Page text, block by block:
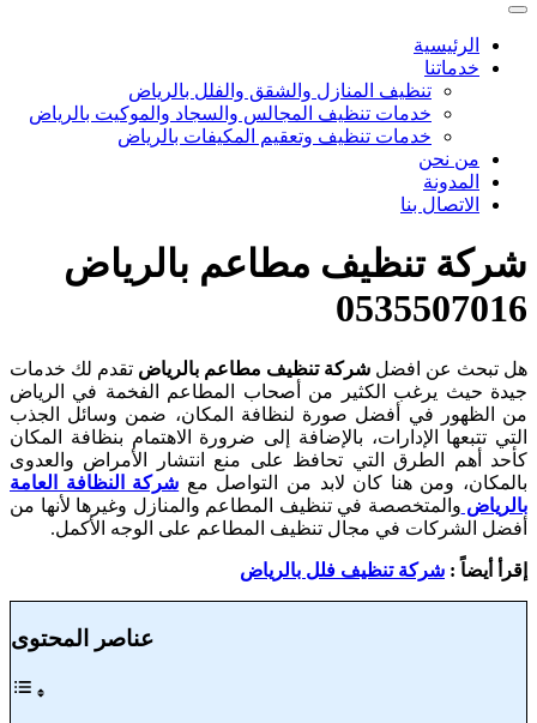
الرئيسية
خدماتنا
تنظيف المنازل والشقق والفلل بالرياض
خدمات تنظيف المجالس والسجاد والموكيت بالرياض
خدمات تنظيف وتعقيم المكيفات بالرياض
من نحن
المدونة
الاتصال بنا
شركة تنظيف مطاعم بالرياض
0535507016
هل تبحث عن افضل شركة تنظيف مطاعم بالرياض تقدم لك خدمات
جيدة حيث يرغب الكثير من أصحاب المطاعم الفخمة في الرياض
من الظهور في أفضل صورة لنظافة المكان، ضمن وسائل الجذب
التي تتبعها الإدارات، بالإضافة إلى ضرورة الاهتمام بنظافة المكان
كأحد أهم الطرق التي تحافظ على منع انتشار الأمراض والعدوى
بالمكان، ومن هنا كان لابد من التواصل مع شركة النظافة العامة
بالرياض والمتخصصة في تنظيف المطاعم والمنازل وغيرها لأنها من
أفضل الشركات في مجال تنظيف المطاعم على الوجه الأكمل.
إقرأ أيضاً : شركة تنظيف فلل بالرياض
عناصر المحتوى